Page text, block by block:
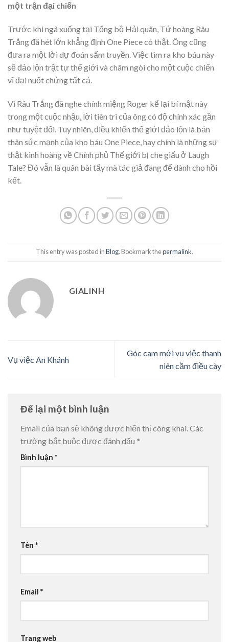
một trận đại chiến
Trước khi ngã xuống tại Tổng bộ Hải quân, Tứ hoàng Râu
Trắng đã hét lớn khẳng định One Piece có thật. Ông cũng
đưa ra một lời dự đoán sấm truyền. Việc tìm ra kho báu này
sẽ đảo lộn trật tự thế giới và châm ngòi cho một cuộc chiến
vĩ đại nuốt chửng tất cả.
Vì Râu Trắng đã nghe chính miệng Roger kể lại bí mật này
trong một cuộc nhậu, lời tiên tri của ông có độ chính xác gần
như tuyệt đối. Tuy nhiên, điều khiến thế giới đảo lộn là bản
thân sức mạnh của kho báu One Piece, hay chính là những sự
thật kinh hoàng về Chính phủ Thế giới bị che giấu ở Laugh
Tale? Đó vẫn là quân bài tẩy mà tác giả đang để dành cho hồi
kết.
This entry was posted inBlog. Bookmark thepermalink.
GIALINH
Vụ việc An Khánh
Góc cam mới vụ việc thanh
niên cầm điều cày
Để lại một bình luận
Email của bạn sẽ không được hiển thị công khai.Các
trường bắt buộc được đánh dấu *
Bình luận *
Tên *
Email *
Trang web